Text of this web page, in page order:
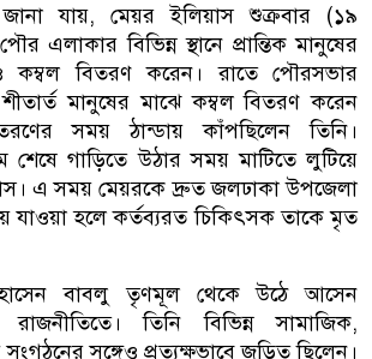
জানা যায়, মেয়র ইলিয়াস শুক্রবার (১৯
এলাকার বিভিন্ন স্থানে প্রান্তিক মানুষের
বিতরণ করেন। রাতে পৌরসভার
মানুষের মাঝে কম্বল বিতরণ করেন
সময় ঠান্ডায় কাঁপছিলেন তিনি।
শেষে গাড়িতে উঠার সময় মাটিতে লুটিয়ে
এ সময় মেয়রকে দ্রুত জলঢাকা উপজেলা
যাওয়া হলে কর্তব্যরত চিকিৎসক তাকে মৃত
বাবলু তৃণমূল থেকে উঠে আসেন
তিনি বিভিন্ন সামাজিক,
সংগঠনের সঙ্গেও প্রত্যক্ষভাবে জড়িত ছিলেন।